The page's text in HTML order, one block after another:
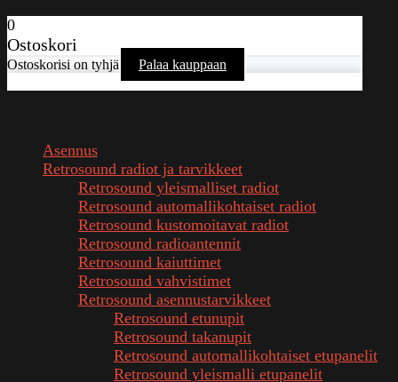
0
Ostoskori
Ostoskorisi on tyhjä Palaa kauppaan
Asennus
Retrosound radiot ja tarvikkeet
Retrosound yleismalliset radiot
Retrosound automallikohtaiset radiot
Retrosound kustomoitavat radiot
Retrosound radioantennit
Retrosound kaiuttimet
Retrosound vahvistimet
Retrosound asennustarvikkeet
Retrosound etunupit
Retrosound takanupit
Retrosound automallikohtaiset etupanelit
Retrosound yleismalli etupanelit